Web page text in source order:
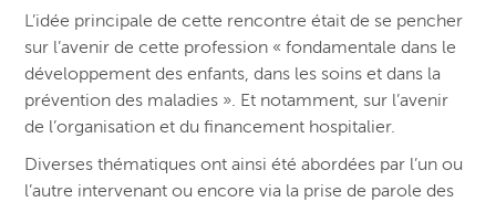
L’idée principale de cette rencontre était de se pencher
sur l’avenir de cette profession « fondamentale dans le
développement des enfants, dans les soins et dans la
prévention des maladies ». Et notamment, sur l’avenir
de l’organisation et du financement hospitalier.
Diverses thématiques ont ainsi été abordées par l’un ou
l’autre intervenant ou encore via la prise de parole des